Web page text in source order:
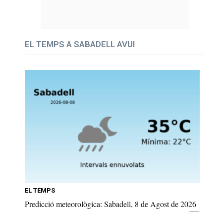
EL TEMPS A SABADELL AVUI
EL TEMPS
Predicció meteorològica: Sabadell, 8 de Agost de 2026